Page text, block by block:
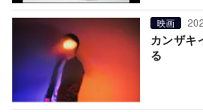
映画
カンザキ
る